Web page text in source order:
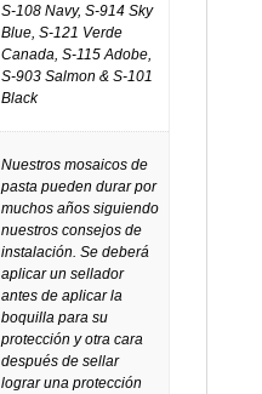
S-108 Navy, S-914 Sky
Blue, S-121 Verde
Canada, S-115 Adobe,
S-903 Salmon & S-101
Black
Nuestros mosaicos de
pasta pueden durar por
muchos años siguiendo
nuestros consejos de
instalación. Se deberá
aplicar un sellador
antes de aplicar la
boquilla para su
protección y otra cara
después de sellar
lograr una protección